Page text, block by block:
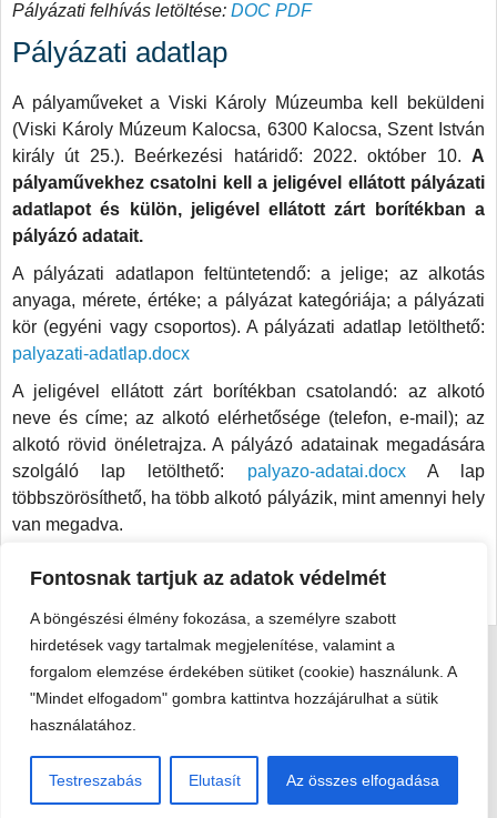
Fontosnak tartjuk az adatok védelmét
A böngészési élmény fokozása, a személyre szabott
hirdetések vagy tartalmak megjelenítése, valamint a
forgalom elemzése érdekében sütiket (cookie) használunk. A
"Mindet elfogadom" gombra kattintva hozzájárulhat a sütik
használatához.
Testreszabás Elutasít Az összes elfogadása
Pályázati felhívás letöltése: DOC PDF
Pályázati adatlap
A pályaműveket a Viski Károly Múzeumba kell beküldeni
(Viski Károly Múzeum Kalocsa, 6300 Kalocsa, Szent István
király út 25.). Beérkezési határidő: 2022. október 10. A
pályaművekhez csatolni kell a jeligével ellátott pályázati
adatlapot és külön, jeligével ellátott zárt borítékban a
pályázó adatait.
A pályázati adatlapon feltüntetendő: a jelige; az alkotás
anyaga, mérete, értéke; a pályázat kategóriája; a pályázati
kör (egyéni vagy csoportos). A pályázati adatlap letölthető:
palyazati-adatlap.docx
A jeligével ellátott zárt borítékban csatolandó: az alkotó
neve és címe; az alkotó elérhetősége (telefon, e-mail); az
alkotó rövid önéletrajza. A pályázó adatainak megadására
szolgáló lap letölthető: palyazo-adatai.docxA lap
többszörösíthető, ha több alkotó pályázik, mint amennyi hely
van megadva.
igényelhetnek.
Viski Károly Múzeum Kalocsa
6300 Kalocsa, Szent István király út 25. · Telefon:+36 78 462
351